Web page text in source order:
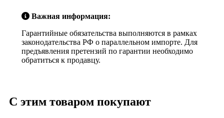
Важная информация:
Гарантийные обязательства выполняются в рамках
законодательства РФ о параллельном импорте. Для
предъявления претензий по гарантии необходимо
обратиться к продавцу.
С этим товаром покупают